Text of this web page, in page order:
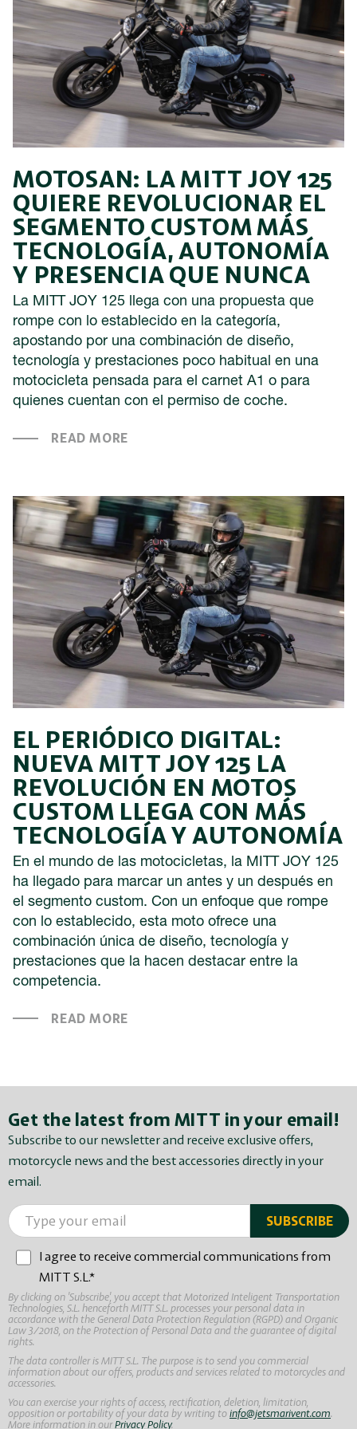
MOTOSAN: LA MITT JOY 125
QUIERE REVOLUCIONAR EL
SEGMENTO CUSTOM MÁS
TECNOLOGÍA, AUTONOMÍA
Y PRESENCIA QUE NUNCA
La MITT JOY 125 llega con una propuesta que
rompe con lo establecido en la categoría,
apostando por una combinación de diseño,
tecnología y prestaciones poco habitual en una
motocicleta pensada para el carnet A1 o para
quienes cuentan con el permiso de coche.
READ MORE
EL PERIÓDICO DIGITAL:
NUEVA MITT JOY 125 LA
REVOLUCIÓN EN MOTOS
CUSTOM LLEGA CON MÁS
TECNOLOGÍA Y AUTONOMÍA
En el mundo de las motocicletas, la MITT JOY 125
ha llegado para marcar un antes y un después en
el segmento custom. Con un enfoque que rompe
con lo establecido, esta moto ofrece una
combinación única de diseño, tecnología y
prestaciones que la hacen destacar entre la
competencia.
READ MORE
Get the latest from MITT in your email!
Subscribe to our newsletter and receive exclusive offers,
motorcycle news and the best accessories directly in your
email.
I agree to receive commercial communications from
MITT S.L.*
By clicking on 'Subscribe', you accept that Motorized Inteligent Transportation
Technologies, S.L. henceforth MITT S.L. processes your personal data in
accordance with the General Data Protection Regulation (RGPD) and Organic
Law 3/2018, on the Protection of Personal Data and the guarantee of digital
rights.
The data controller is MITT S.L. The purpose is to send you commercial
information about our offers, products and services related to motorcycles and
accessories.
You can exercise your rights of access, rectification, deletion, limitation,
opposition or portability of your data by writing toinfo@jetsmarivent.com.
More information in ourPrivacy Policy.